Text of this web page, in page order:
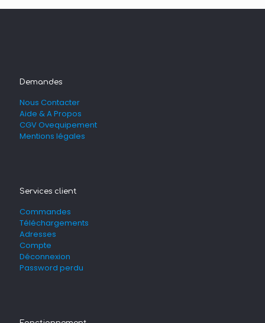
Demandes
Nous Contacter
Aide & A Propos
CGV Ovequipement
Mentions légales
Services client
Commandes
Téléchargements
Adresses
Compte
Déconnexion
Password perdu